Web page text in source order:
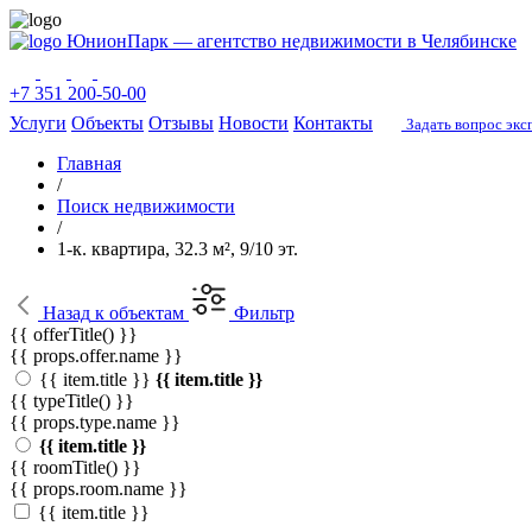
ЮнионПарк — агентство недвижимости в Челябинске
+7 351 200-50-00
Услуги Объекты Отзывы Новости Контакты Задать вопрос
Главная
/
Поиск недвижимости
/
1-к. квартира, 32.3 м², 9/10 эт.
Назад к объектам
Фильтр
{{ offerTitle() }}
{{ props.offer.name }}
{{ item.title }} {{ item.title }}
{{ typeTitle() }}
{{ props.type.name }}
{{ item.title }}
{{ roomTitle() }}
{{ props.room.name }}
{{ item.title }}